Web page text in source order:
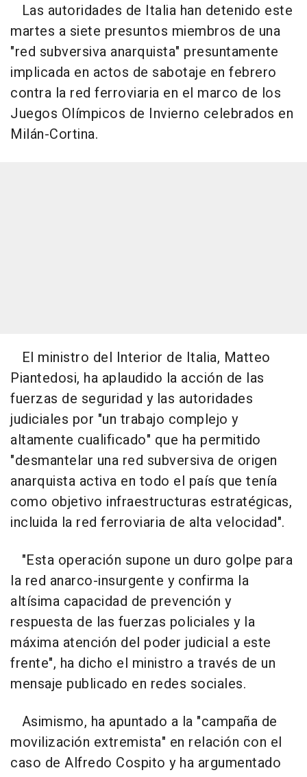
Las autoridades de Italia han detenido este
martes a siete presuntos miembros de una
"red subversiva anarquista" presuntamente
implicada en actos de sabotaje en febrero
contra la red ferroviaria en el marco de los
Juegos Olímpicos de Invierno celebrados en
Milán-Cortina.
El ministro del Interior de Italia, Matteo
Piantedosi, ha aplaudido la acción de las
fuerzas de seguridad y las autoridades
judiciales por "un trabajo complejo y
altamente cualificado" que ha permitido
"desmantelar una red subversiva de origen
anarquista activa en todo el país que tenía
como objetivo infraestructuras estratégicas,
incluida la red ferroviaria de alta velocidad".
"Esta operación supone un duro golpe para
la red anarco-insurgente y confirma la
altísima capacidad de prevención y
respuesta de las fuerzas policiales y la
máxima atención del poder judicial a este
frente", ha dicho el ministro a través de un
mensaje publicado en redes sociales.
Asimismo, ha apuntado a la "campaña de
movilización extremista" en relación con el
caso de Alfredo Cospito y ha argumentado